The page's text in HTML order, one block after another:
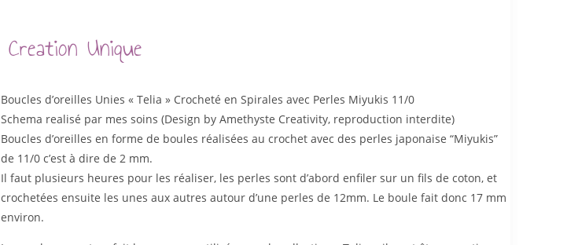
Creation Unique
Boucles d’oreilles Unies « Telia » Crocheté en Spirales avec Perles Miyukis 11/0
Schema realisé par mes soins (Design by Amethyste Creativity, reproduction interdite)
Boucles d’oreilles en forme de boules réalisées au crochet avec des perles japonaise “Miyukis”
de 11/0 c’est à dire de 2 mm.
Il faut plusieurs heures pour les réaliser, les perles sont d’abord enfiler sur un fils de coton, et
crochetées ensuite les unes aux autres autour d’une perles de 12mm. Le boule fait donc 17 mm
environ.